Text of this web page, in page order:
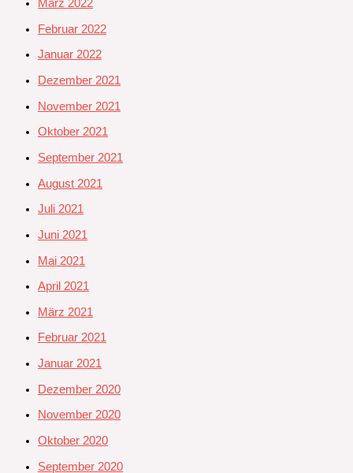
März 2022
Februar 2022
Januar 2022
Dezember 2021
November 2021
Oktober 2021
September 2021
August 2021
Juli 2021
Juni 2021
Mai 2021
April 2021
März 2021
Februar 2021
Januar 2021
Dezember 2020
November 2020
Oktober 2020
September 2020